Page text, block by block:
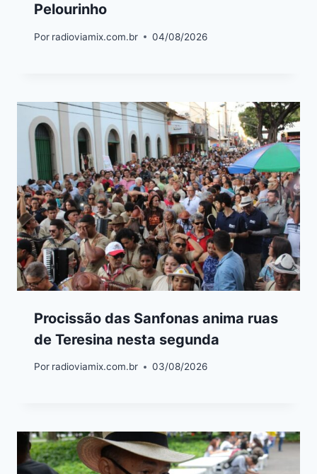
Pelourinho
Por radioviamix.com.br 04/08/2026
Procissão das Sanfonas anima ruas
de Teresina nesta segunda
Por radioviamix.com.br 03/08/2026